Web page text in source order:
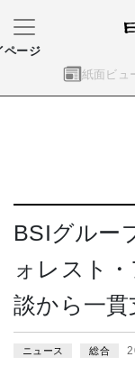
紙面ビュ
ページ
BSIグルー
ォレスト
談から一貫
ニュース 総合